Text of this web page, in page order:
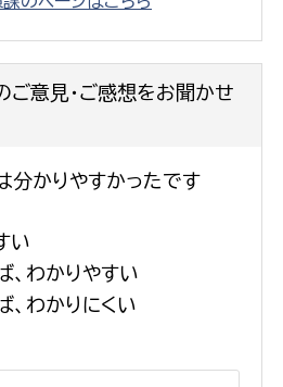
ご意見・ご感想をお聞かせ
分かりやすかったです
い
、わかりやすい
、わかりにくい